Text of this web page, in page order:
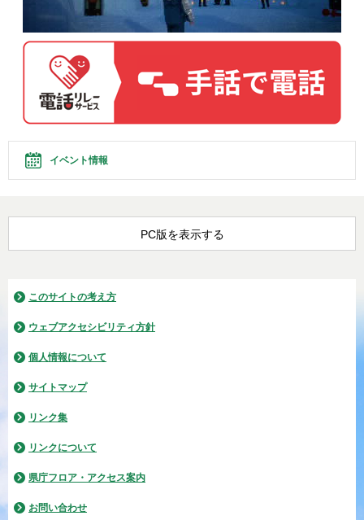
イベント情報
PC版を表示する
このサイトの考え方
ウェブアクセシビリティ方針
個人情報について
サイトマップ
リンク集
リンクについて
県庁フロア・アクセス案内
お問い合わせ